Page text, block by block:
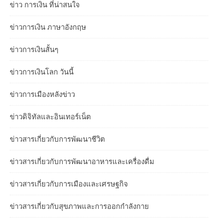
ข่าว การเงิน ที่น่าสนใจ
ข่าวการเงิน ภาษาอังกฤษ
ข่าวการเงินสั้นๆ
ข่าวการเงินโลก วันนี้
ข่าวการเมืองหลังข่าว
ข่าวดิจิทัลและอินเทอร์เน็ต
ข่าวสารเกี่ยวกับการพัฒนาชีวิต
ข่าวสารเกี่ยวกับการพัฒนาอาหารและเครื่องดื่ม
ข่าวสารเกี่ยวกับการเมืองและเศรษฐกิจ
ข่าวสารเกี่ยวกับสุขภาพและการออกกำลังกาย